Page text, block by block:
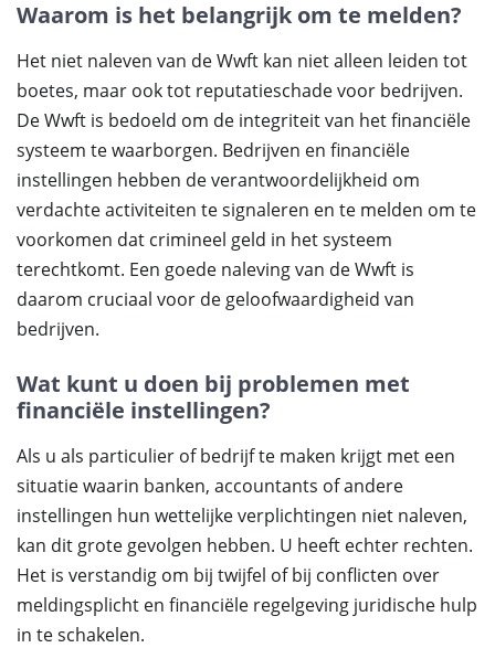
Waarom is het belangrijk om te melden?
Het niet naleven van de Wwft kan niet alleen leiden tot
boetes, maar ook tot reputatieschade voor bedrijven.
De Wwft is bedoeld om de integriteit van het financiële
systeem te waarborgen. Bedrijven en financiële
instellingen hebben de verantwoordelijkheid om
verdachte activiteiten te signaleren en te melden om te
voorkomen dat crimineel geld in het systeem
terechtkomt. Een goede naleving van de Wwft is
daarom cruciaal voor de geloofwaardigheid van
bedrijven.
Wat kunt u doen bij problemen met
financiële instellingen?
Als u als particulier of bedrijf te maken krijgt met een
situatie waarin banken, accountants of andere
instellingen hun wettelijke verplichtingen niet naleven,
kan dit grote gevolgen hebben. U heeft echter rechten.
Het is verstandig om bij twijfel of bij conflicten over
meldingsplicht en financiële regelgeving juridische hulp
in te schakelen.